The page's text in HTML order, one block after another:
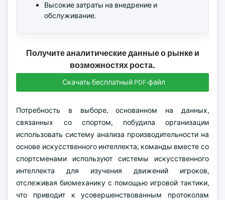
Высокие затраты на внедрение и
обслуживание.
Получите аналитические данные о рынке и
возможностях роста.
Скачать бесплатный PDF-файл
Потребность в выборе, основанном на данных,
связанных со спортом, побудила организации
использовать систему анализа производительности на
основе искусственного интеллекта, команды вместе со
спортсменами используют системы искусственного
интеллекта для изучения движений игроков,
отслеживая биомеханику с помощью игровой тактики,
что приводит к усовершенствованным протоколам